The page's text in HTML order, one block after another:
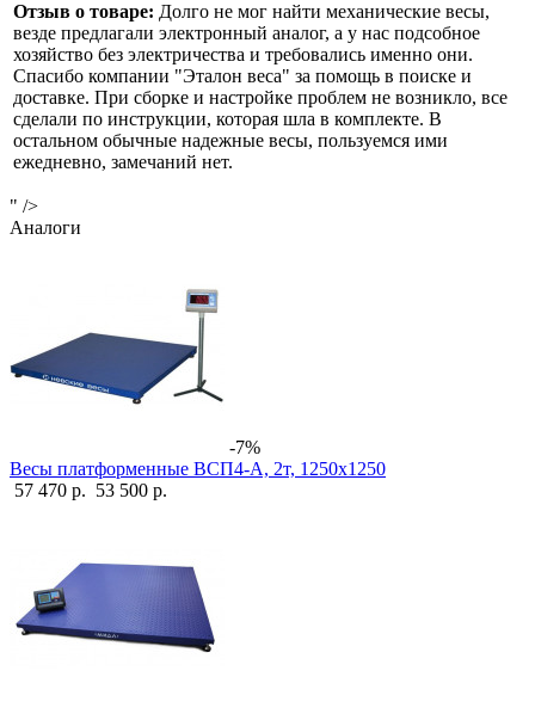
Отзыв о товаре: Долго не мог найти механические весы,
везде предлагали электронный аналог, а у нас подсобное
хозяйство без электричества и требовались именно они.
Спасибо компании "Эталон веса" за помощь в поиске и
доставке. При сборке и настройке проблем не возникло, все
сделали по инструкции, которая шла в комплекте. В
остальном обычные надежные весы, пользуемся ими
ежедневно, замечаний нет.
" />
Аналоги
-7%
Весы платформенные ВСП4-А, 2т, 1250х1250
57 470 р. 53 500 р.